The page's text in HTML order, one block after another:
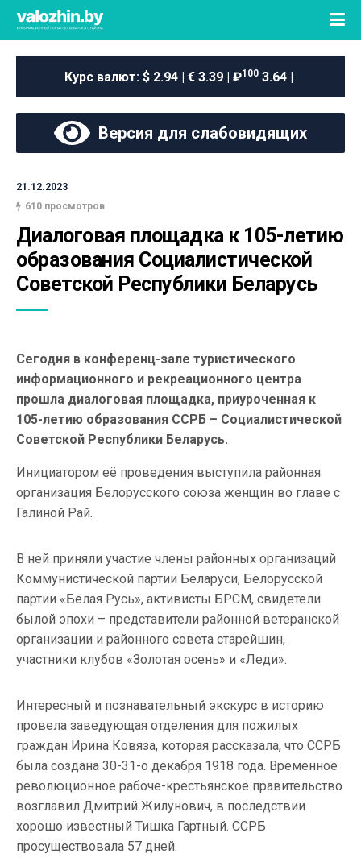
Курс валют: $ 2.94 | € 3.39 | ₽100 3.64 |
Версия для слабовидящих
21.12.2023
610 просмотров
Диалоговая площадка к 105-летию
образования Социалистической
Советской Республики Беларусь
Сегодня в конференц-зале туристического
информационного и рекреационного центра
прошла диалоговая площадка, приуроченная к
105-летию образования ССРБ – Социалистической
Советской Республики Беларусь.
Инициатором её проведения выступила районная
организация Белорусского союза женщин во главе с
Галиной Рай.
В ней приняли участие члены районных организаций
Коммунистической партии Беларуси, Белорусской
партии «Белая Русь», активисты БРСМ, свидетели
былой эпохи – представители районной ветеранской
организации и районного совета старейшин,
участники клубов «Золотая осень» и «Леди».
Интересный и познавательный экскурс в историю
провела заведующая отделения для пожилых
граждан Ирина Ковяза, которая рассказала, что ССРБ
была создана 30-31-о декабря 1918 года. Временное
революционное рабоче-крестьянское правительство
возглавил Дмитрий Жилунович, в последствии
хорошо известный Тишка Гартный. ССРБ
просуществовала 57 дней.